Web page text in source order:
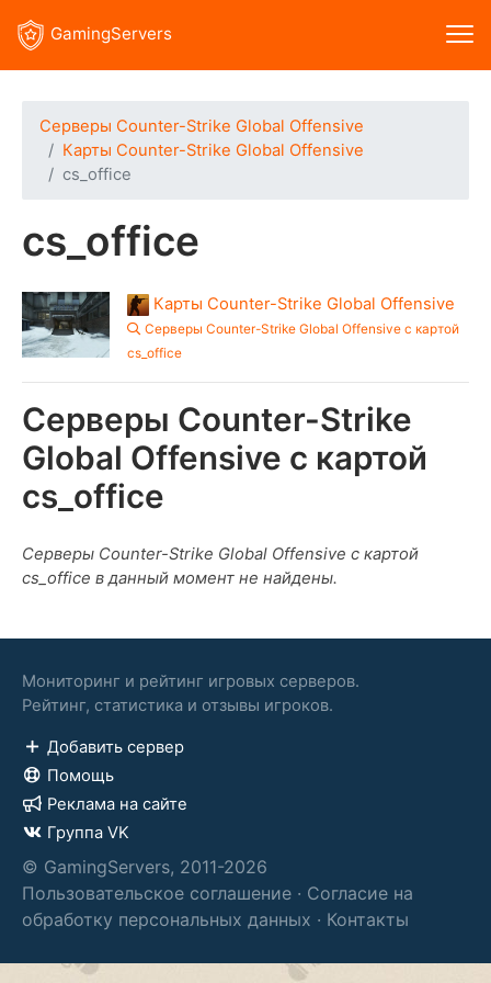
GamingServers
Серверы Counter-Strike Global Offensive
Карты Counter-Strike Global Offensive
cs_office
cs_office
Карты Counter-Strike Global Offensive
Серверы Counter-Strike Global Offensive с картой
cs_office
Серверы Counter-Strike
Global Offensive с картой
cs_office
Серверы Counter-Strike Global Offensive с картой
cs_office в данный момент не найдены.
Мониторинг и рейтинг игровых серверов.
Рейтинг, статистика и отзывы игроков.
Добавить сервер
Помощь
Реклама на сайте
Группа VK
© GamingServers, 2011-2026
Пользовательское соглашение · Согласие на
обработку персональных данных · Контакты